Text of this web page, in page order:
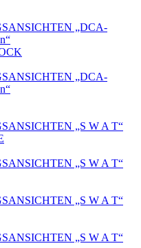
„DCA-
„DCA-
„S W A T“
„S W A T“
„S W A T“
„S W A T“